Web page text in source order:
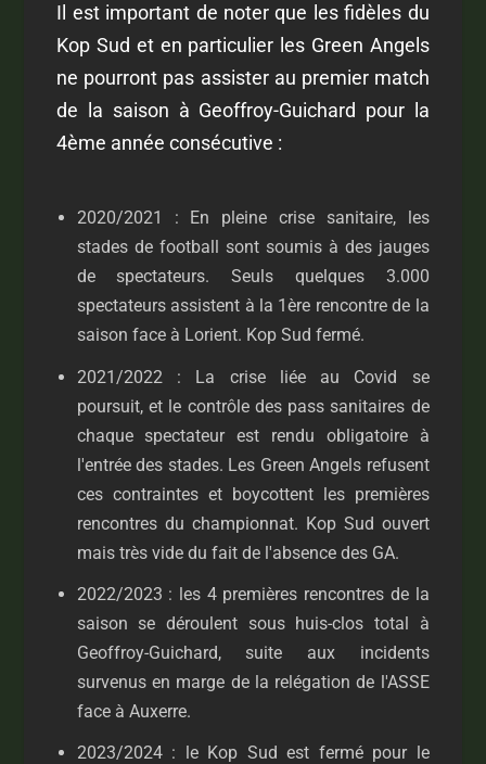
Il est important de noter que les fidèles du
Kop Sud et en particulier les Green Angels
ne pourront pas assister au premier match
de la saison à Geoffroy-Guichard pour la
4ème année consécutive :
2020/2021 : En pleine crise sanitaire, les
stades de football sont soumis à des jauges
de spectateurs. Seuls quelques 3.000
spectateurs assistent à la 1ère rencontre de la
saison face à Lorient. Kop Sud fermé.
2021/2022 : La crise liée au Covid se
poursuit, et le contrôle des pass sanitaires de
chaque spectateur est rendu obligatoire à
l'entrée des stades. Les Green Angels refusent
ces contraintes et boycottent les premières
rencontres du championnat. Kop Sud ouvert
mais très vide du fait de l'absence des GA.
2022/2023 : les 4 premières rencontres de la
saison se déroulent sous huis-clos total à
Geoffroy-Guichard, suite aux incidents
survenus en marge de la relégation de l'ASSE
face à Auxerre.
2023/2024 : le Kop Sud est fermé pour le